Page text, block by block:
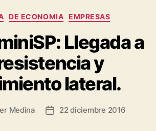
Categorías
DE ECONOMIA EMPRESAS
Llegada a
y
lateral.
Medina
Fecha22 diciembre 2016